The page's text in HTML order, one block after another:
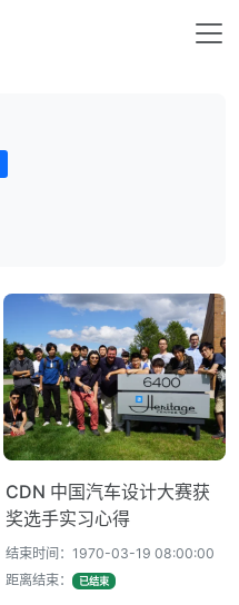
CDN 中国汽车设计大赛获
奖选手实习心得
结束时间：1970-03-19 08:00:00
距离结束：
已结束